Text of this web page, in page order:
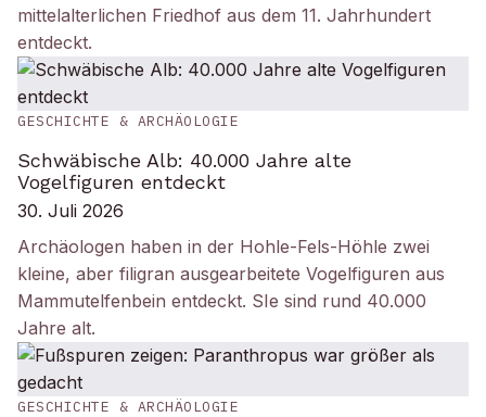
mittelalterlichen Friedhof aus dem 11. Jahrhundert
entdeckt.
GESCHICHTE & ARCHÄOLOGIE
Schwäbische Alb: 40.000 Jahre alte
Vogelfiguren entdeckt
30. Juli 2026
Archäologen haben in der Hohle-Fels-Höhle zwei
kleine, aber filigran ausgearbeitete Vogelfiguren aus
Mammutelfenbein entdeckt. SIe sind rund 40.000
Jahre alt.
GESCHICHTE & ARCHÄOLOGIE